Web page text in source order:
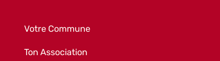
Votre Commune
Ton Association